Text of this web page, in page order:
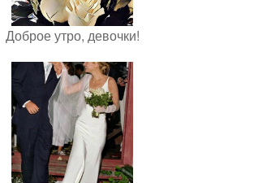
Доброе утро, девочки!